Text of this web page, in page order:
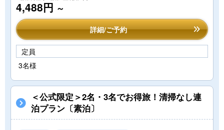
4,488円 ～
詳細/ご予約
定員
3名様
＜公式限定＞2名・3名でお得旅！清掃なし連
泊プラン〔素泊〕